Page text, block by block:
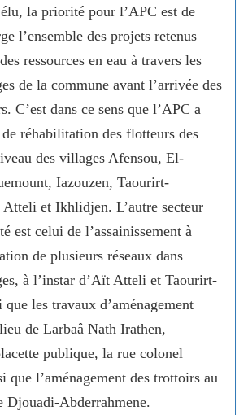
la priorité pour l’APC est de
l’ensemble des projets retenus
ressources en eau à travers les
de la commune avant l’arrivée des
C’est dans ce sens que l’APC a
réhabilitation des flotteurs des
des villages Afensou, El-
Iazouzen, Taourirt-
et Ikhlidjen. L’autre secteur
est celui de l’assainissement à
de plusieurs réseaux dans
à l’instar d’Aït Atteli et Taourirt-
les travaux d’aménagement
de Larbaâ Nath Irathen,
publique, la rue colonel
que l’aménagement des trottoirs au
Djouadi-Abderrahmene.